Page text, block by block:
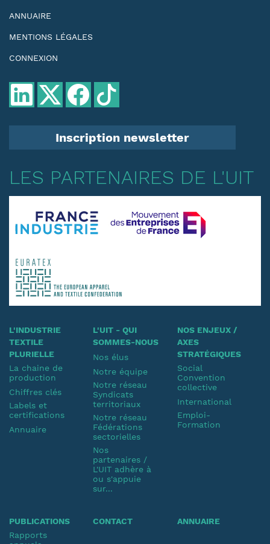
ANNUAIRE
MENTIONS LÉGALES
CONNEXION
Inscription newsletter
LES PARTENAIRES DE L'UIT
L'INDUSTRIE
TEXTILE
PLURIELLE
La chaine de
production
Chiffres clés
Labels et
certifications
Annuaire
L'UIT - QUI
SOMMES-NOUS
Nos élus
Notre équipe
Notre réseau
Syndicats
territoriaux
Notre réseau
Fédérations
sectorielles
Nos
partenaires /
L'UIT adhère à
ou s'appuie
sur...
NOS ENJEUX /
AXES
STRATÉGIQUES
Social
Convention
collective
International
Emploi-
Formation
PUBLICATIONS
Rapports
CONTACT ANNUAIRE